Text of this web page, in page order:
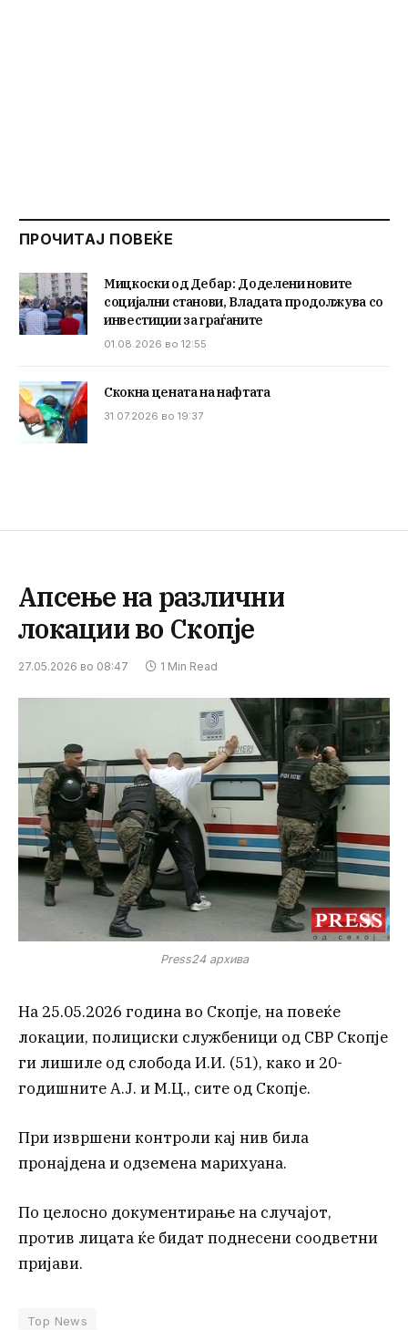
ПРОЧИТАЈ ПОВЕЌЕ
Мицкоски од Дебар: Доделени новите
социјални станови, Владата продолжува со
инвестиции за граѓаните
01.08.2026 во 12:55
Скокна цената на нафтата
31.07.2026 во 19:37
Апсење на различни
локации во Скопје
27.05.2026 во 08:47 1 Min Read
Press24 архива
На 25.05.2026 година во Скопје, на повеќе
локации, полициски службеници од СВР Скопје
ги лишиле од слобода И.И. (51), како и 20-
годишните А.Ј. и М.Ц., сите од Скопје.
При извршени контроли кај нив била
пронајдена и одземена марихуана.
По целосно документирање на случајот,
против лицата ќе бидат поднесени соодветни
пријави.
Top News